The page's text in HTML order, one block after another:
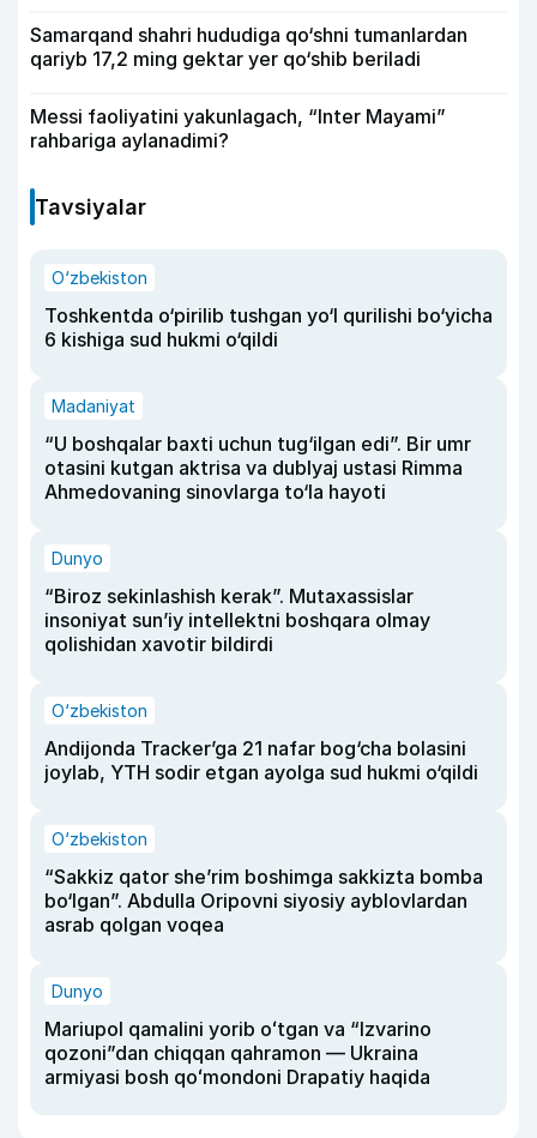
Samarqand shahri hududiga qo‘shni tumanlardan
qariyb 17,2 ming gektar yer qo‘shib beriladi
Messi faoliyatini yakunlagach, “Inter Mayami”
rahbariga aylanadimi?
Tavsiyalar
O‘zbekiston
Toshkentda o‘pirilib tushgan yo‘l qurilishi bo‘yicha
6 kishiga sud hukmi o‘qildi
Madaniyat
“U boshqalar baxti uchun tug‘ilgan edi”. Bir umr
otasini kutgan aktrisa va dublyaj ustasi Rimma
Ahmedovaning sinovlarga to‘la hayoti
Dunyo
“Biroz sekinlashish kerak”. Mutaxassislar
insoniyat sun’iy intellektni boshqara olmay
qolishidan xavotir bildirdi
O‘zbekiston
Andijonda Tracker’ga 21 nafar bog‘cha bolasini
joylab, YTH sodir etgan ayolga sud hukmi o‘qildi
O‘zbekiston
“Sakkiz qator she’rim boshimga sakkizta bomba
bo‘lgan”. Abdulla Oripovni siyosiy ayblovlardan
asrab qolgan voqea
Dunyo
Mariupol qamalini yorib oʻtgan va “Izvarino
qozoni”dan chiqqan qahramon — Ukraina
armiyasi bosh qoʻmondoni Drapatiy haqida